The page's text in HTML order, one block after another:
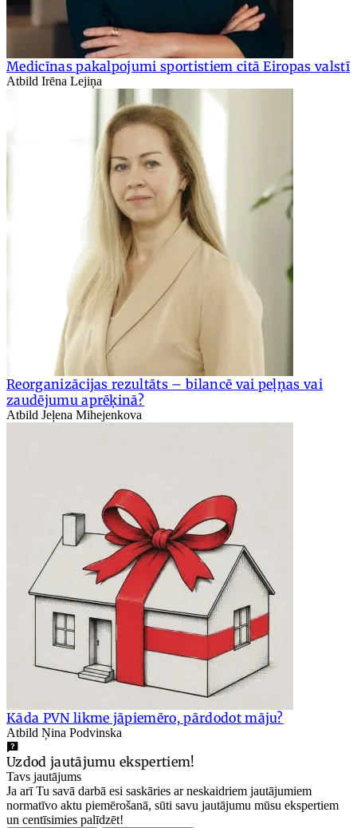
Medicīnas pakalpojumi sportistiem citā Eiropas valstī
Atbild Irēna Lejiņa
Reorganizācijas rezultāts – bilancē vai peļņas vai
zaudējumu aprēķinā?
Atbild Jeļena Mihejenkova
Kāda PVN likme jāpiemēro, pārdodot māju?
Atbild Ņina Podvinska
Uzdod jautājumu ekspertiem!
Tavs jautājums
Ja arī Tu savā darbā esi saskāries ar neskaidriem jautājumiem
normatīvo aktu piemērošanā, sūti savu jautājumu mūsu ekspertiem
un centīsimies palīdzēt!